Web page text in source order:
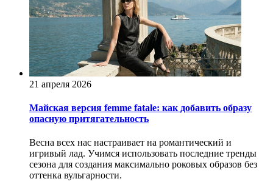
21 апреля 2026
Майская версия femme fatale: как добавить образу
опасную притягательность
Весна всех нас настраивает на романтический и
игривый лад. Учимся использовать последние тренды
сезона для создания максимально роковых образов без
оттенка вульгарности.